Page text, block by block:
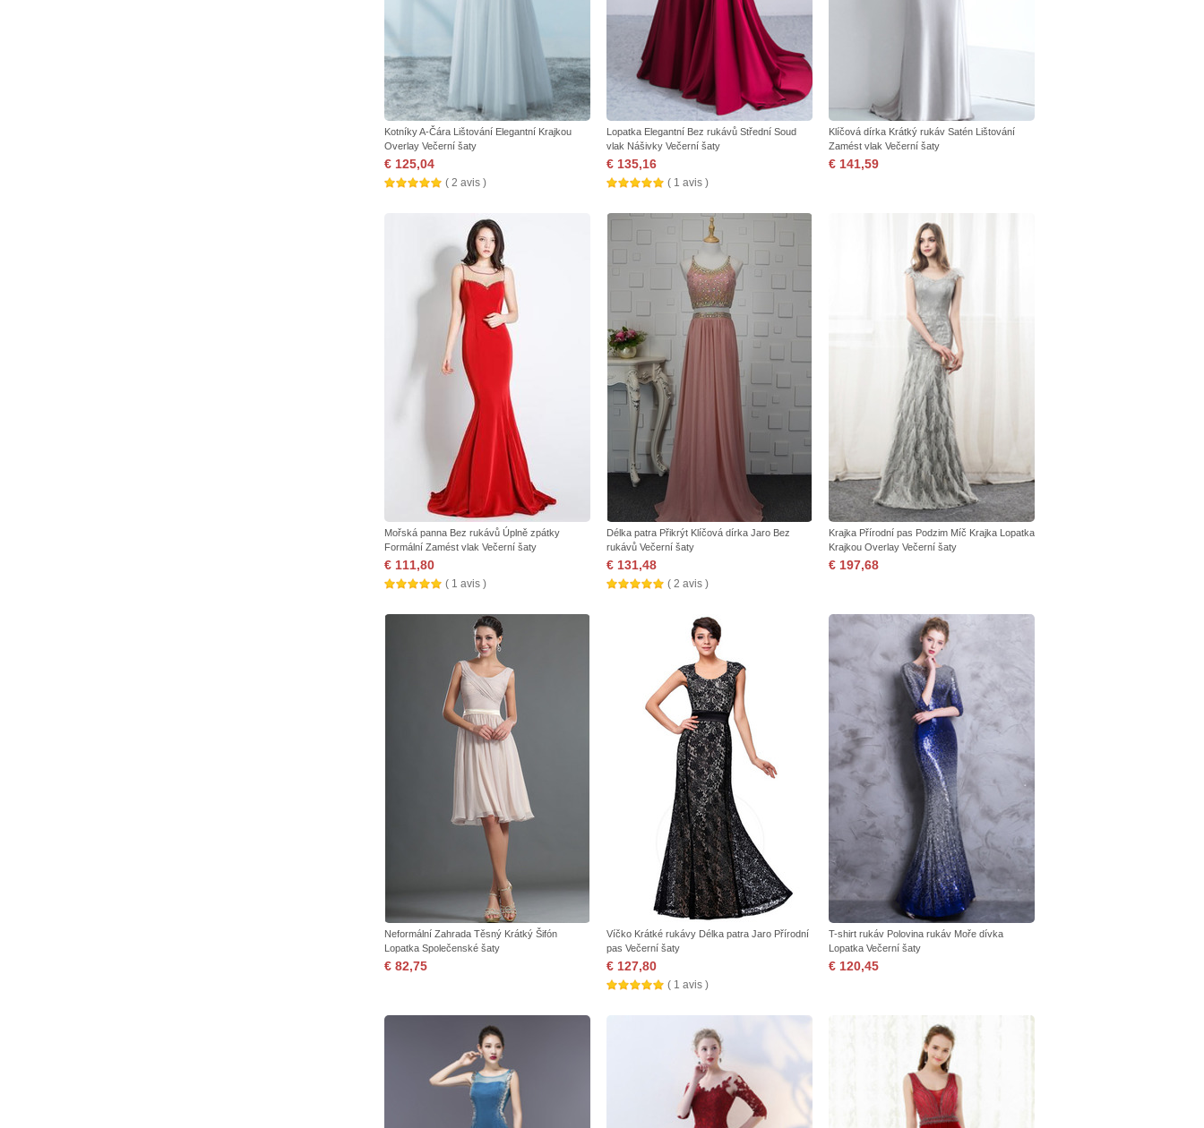
Kotníky A-Čára Lištování Elegantní Krajkou
Overlay Večerní šaty
€ 125,04
( 2 avis )
Lopatka Elegantní Bez rukávů Střední Soud
vlak Nášivky Večerní šaty
€ 135,16
( 1 avis )
Klíčová dírka Krátký rukáv Satén Lištování
Zamést vlak Večerní šaty
€ 141,59
Mořská panna Bez rukávů Úplně zpátky
Formální Zamést vlak Večerní šaty
€ 111,80
( 1 avis )
Délka patra Přikrýt Klíčová dírka Jaro Bez
rukávů Večerní šaty
€ 131,48
( 2 avis )
Krajka Přírodní pas Podzim Míč Krajka Lopatka
Krajkou Overlay Večerní šaty
€ 197,68
Neformální Zahrada Těsný Krátký Šifón
Lopatka Společenské šaty
€ 82,75
Víčko Krátké rukávy Délka patra Jaro Přírodní
pas Večerní šaty
€ 127,80
( 1 avis )
T-shirt rukáv Polovina rukáv Moře dívka
Lopatka Večerní šaty
€ 120,45